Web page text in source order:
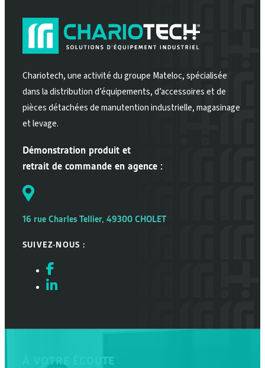
Chariotech, une activité du groupe Mateloc, spécialisée
dans la distribution d’équipements, d’accessoires et de
pièces détachées de manutention industrielle, magasinage
et levage.
Démonstration produit et
retrait de commande en agence :
16 rue Charles Tellier, 49300 CHOLET
SUIVEZ-NOUS :
À VOTRE ÉCOUTE